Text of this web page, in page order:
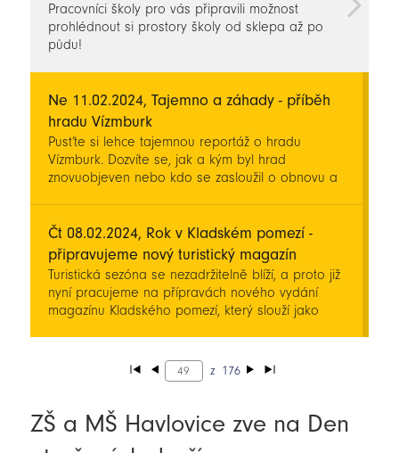
Pracovníci školy pro vás připravili možnost
prohlédnout si prostory školy od sklepa až po
půdu!
Ne 11.02.2024, Tajemno a záhady - příběh
hradu Vízmburk
Pusťte si lehce tajemnou reportáž o hradu
Vízmburk. Dozvíte se, jak a kým byl hrad
znovuobjeven nebo kdo se zasloužil o obnovu a
Čt 08.02.2024, Rok v Kladském pomezí -
připravujeme nový turistický magazín
Turistická sezóna se nezadržitelně blíží, a proto již
nyní pracujeme na přípravách nového vydání
magazínu Kladského pomezí, který slouží jako
z 176
ZŠ a MŠ Havlovice zve na Den